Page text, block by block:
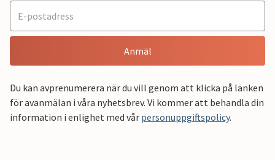
Anmäl
Du kan avprenumerera när du vill genom att klicka på länken
för avanmälan i våra nyhetsbrev. Vi kommer att behandla din
information i enlighet med vår personuppgiftspolicy.